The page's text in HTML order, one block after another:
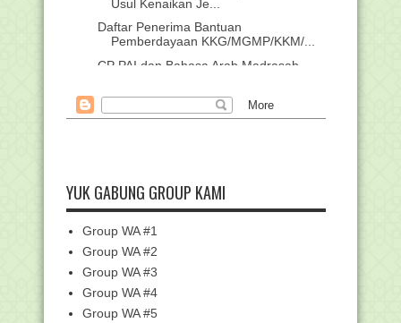
Usul Kenaikan Je...
Daftar Penerima Bantuan
Pemberdayaan KKG/MGMP/KKM/...
CP PAI dan Bahasa Arab Madrasah
Daftar Nama Peserta AKG Seluruh
Indonesia Tahun 2025
Kompetensi Guru dan Ten...
Ayah Mengambi...
Kunci Jawaban 3.10 Nilai-Nilai
Kesetaraan dalam I...
Kunci Jawaban 3.8 Membedah Mitos &
Realitas Penaf...
YUK GABUNG GROUP KAMI
Group WA #1
Group WA #2
Group WA #3
Group WA #4
Group WA #5